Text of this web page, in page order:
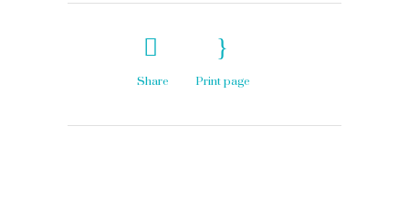
Share Print page